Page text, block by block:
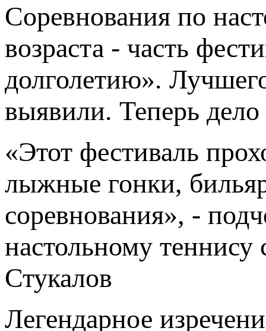
Соревнования по
возраста - часть
долголетию».
выявили. Теперь
«Этот фестиваль
лыжные гонки,
соревнования», -
настольному
Стукалов
Легендарное